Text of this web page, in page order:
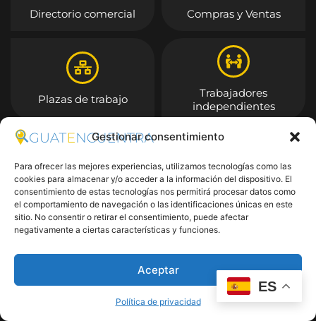
Gestionar consentimiento
Para ofrecer las mejores experiencias, utilizamos tecnologías como las
cookies para almacenar y/o acceder a la información del dispositivo. El
consentimiento de estas tecnologías nos permitirá procesar datos como
el comportamiento de navegación o las identificaciones únicas en este
sitio. No consentir o retirar el consentimiento, puede afectar
negativamente a ciertas características y funciones.
Aceptar
Política de privacidad
Directorio comercial Compras y Ventas
Plazas de trabajo
Trabajadores
independientes
Entrar
ES